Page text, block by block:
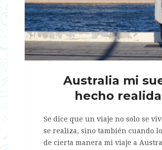
Australia mi
hecho
Se dice que un viaje no solo se
se realiza, sino también cuando
de cierta manera mi viaje a